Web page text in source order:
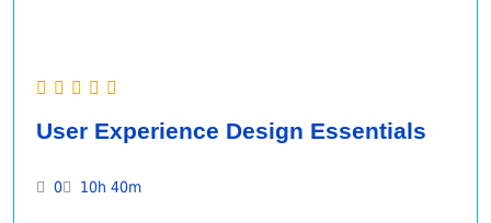
User Experience Design Essentials
0 10h 40m